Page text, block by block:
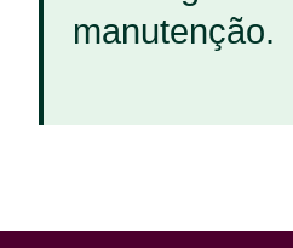
manutenção.